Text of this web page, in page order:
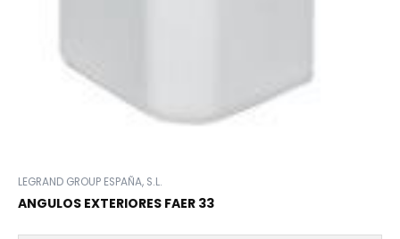
LEGRAND GROUP ESPAÑA, S.L.
ANGULOS EXTERIORES FAER 33